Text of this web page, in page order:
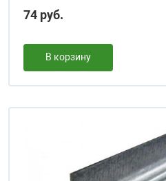
74 руб.
В корзину